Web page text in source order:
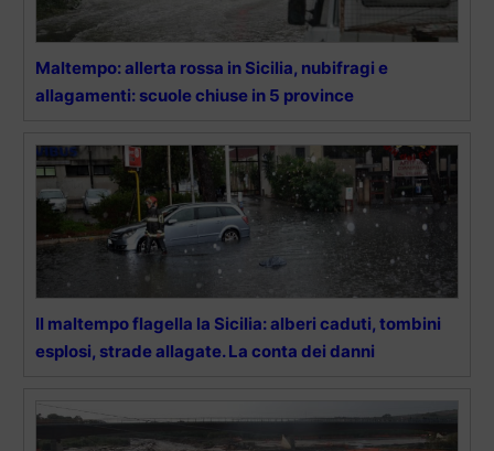
Maltempo: allerta rossa in Sicilia, nubifragi e
allagamenti: scuole chiuse in 5 province
Il maltempo flagella la Sicilia: alberi caduti, tombini
esplosi, strade allagate. La conta dei danni